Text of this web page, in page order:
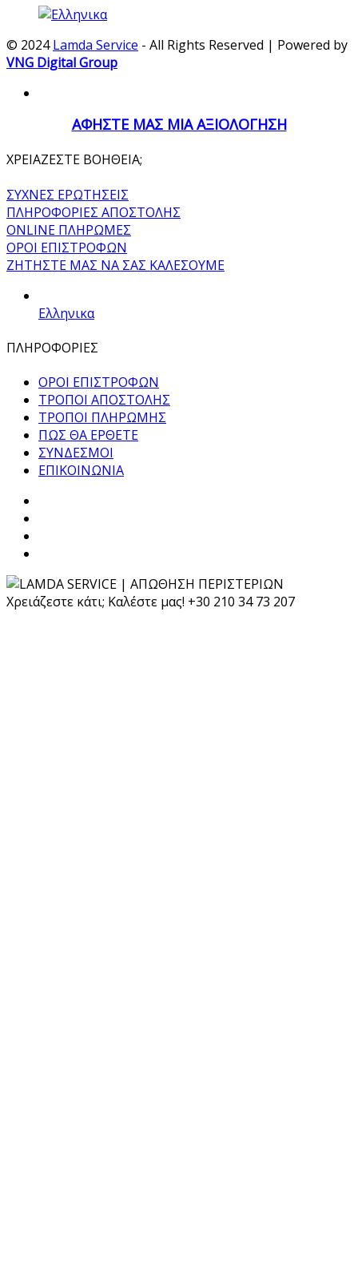
© 2024Lamda Service - All Rights Reserved | Powered by
VNG Digital Group
ΑΦΗΣΤΕ ΜΑΣ ΜΙΑ ΑΞΙΟΛΟΓΗΣΗ
ΧΡΕΙΑΖΕΣΤΕ ΒΟΗΘΕΙΑ;
ΣΥΧΝΕΣ ΕΡΩΤΗΣΕΙΣ
ΠΛΗΡΟΦΟΡΙΕΣ ΑΠΟΣΤΟΛΗΣ
ONLINE ΠΛΗΡΩΜΕΣ
ΟΡΟΙ ΕΠΙΣΤΡΟΦΩΝ
ΖΗΤΗΣΤΕ ΜΑΣ ΝΑ ΣΑΣ ΚΑΛΕΣΟΥΜΕ
Ελληνικα
ΠΛΗΡΟΦΟΡΙΕΣ
ΟΡΟΙ ΕΠΙΣΤΡΟΦΩΝ
ΤΡΟΠΟΙ ΑΠΟΣΤΟΛΗΣ
ΤΡΟΠΟΙ ΠΛΗΡΩΜΗΣ
ΠΩΣ ΘΑ ΕΡΘΕΤΕ
ΣΥΝΔΕΣΜΟΙ
ΕΠΙΚΟΙΝΩΝΙΑ
Χρειάζεστε κάτι; Καλέστε μας! +30 210 34 73 207